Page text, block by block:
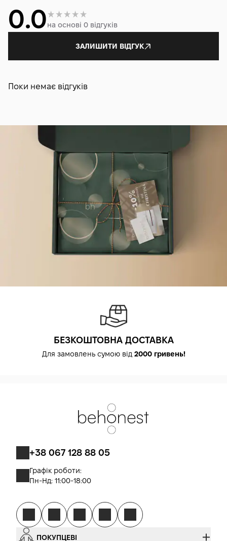
0.0на основі 0 відгуків
ЗАЛИШИТИ ВІДГУК
Поки немає відгуків
БЕЗКОШТОВНА ДОСТАВКА
Для замовлень сумою від 2000 гривень!
+38 067 128 88 05
Графік роботи:
Пн-Нд: 11:00-18:00
ПОКУПЦЕВІ